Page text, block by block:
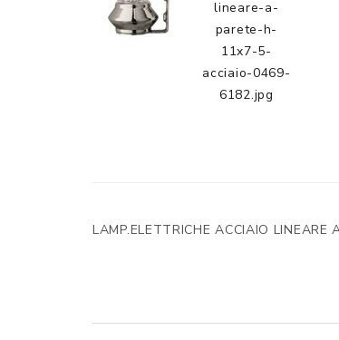
LAMP.ELETTRICHE ACCIAIO LINEARE